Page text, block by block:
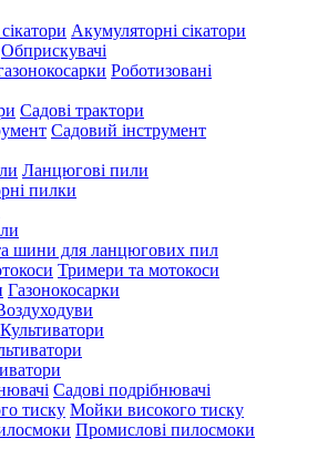
Акумуляторні сікатори
Обприскувачі
Роботизовані
Садові трактори
Садовий інструмент
Ланцюгові пили
пилки
шини для ланцюгових пил
Тримери та мотокоси
Газонокосарки
Культиватори
Садові подрібнювачі
Мойки високого тиску
Промислові пилосмоки